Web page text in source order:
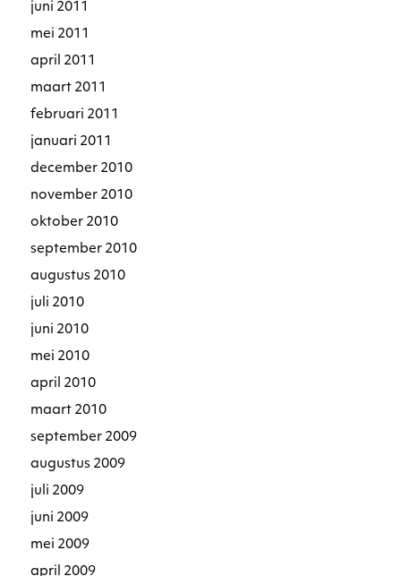
juni 2011
mei 2011
april 2011
maart 2011
februari 2011
januari 2011
december 2010
november 2010
oktober 2010
september 2010
augustus 2010
juli 2010
juni 2010
mei 2010
april 2010
maart 2010
september 2009
augustus 2009
juli 2009
juni 2009
mei 2009
april 2009